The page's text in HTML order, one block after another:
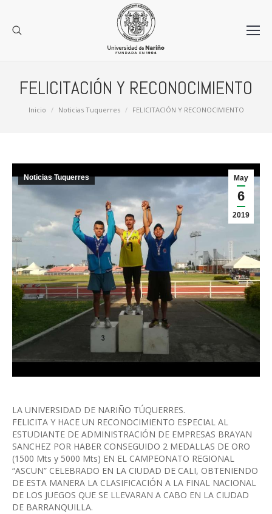
FELICITACIÓN Y RECONOCIMIENTO
Estás aquí:
Inicio Noticias Tuquerres FELICITACIÓN Y RECONOCIMIENTO
May
6
2019
Noticias Tuquerres
LA UNIVERSIDAD DE NARIÑO TÚQUERRES.
FELICITA Y HACE UN RECONOCIMIENTO ESPECIAL AL
ESTUDIANTE DE ADMINISTRACIÓN DE EMPRESAS BRAYAN
SANCHEZ POR HABER CONSEGUIDO 2 MEDALLAS DE ORO
(1500 Mts y 5000 Mts) EN EL CAMPEONATO REGIONAL
“ASCUN” CELEBRADO EN LA CIUDAD DE CALI, OBTENIENDO
DE ESTA MANERA LA CLASIFICACIÓN A LA FINAL NACIONAL
DE LOS JUEGOS QUE SE LLEVARAN A CABO EN LA CIUDAD
DE BARRANQUILLA.